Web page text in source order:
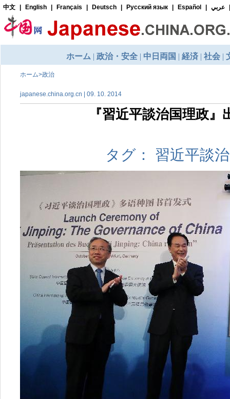
ホーム>政治
japanese.china.org.cn | 09. 10. 2014
『習近平談治国理政
タグ： 習近平談